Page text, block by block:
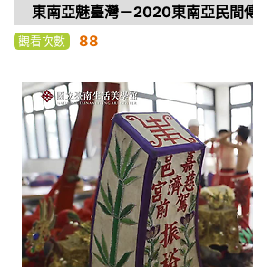
東南亞魅臺灣－2020東南亞民間
觀看次數 88